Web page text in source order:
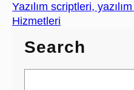
Yazılım scriptleri,
Hizmetleri
Search